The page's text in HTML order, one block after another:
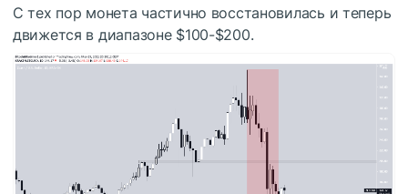
С тех пор монета частично восстановилась и теперь
движется в диапазоне $100-$200.